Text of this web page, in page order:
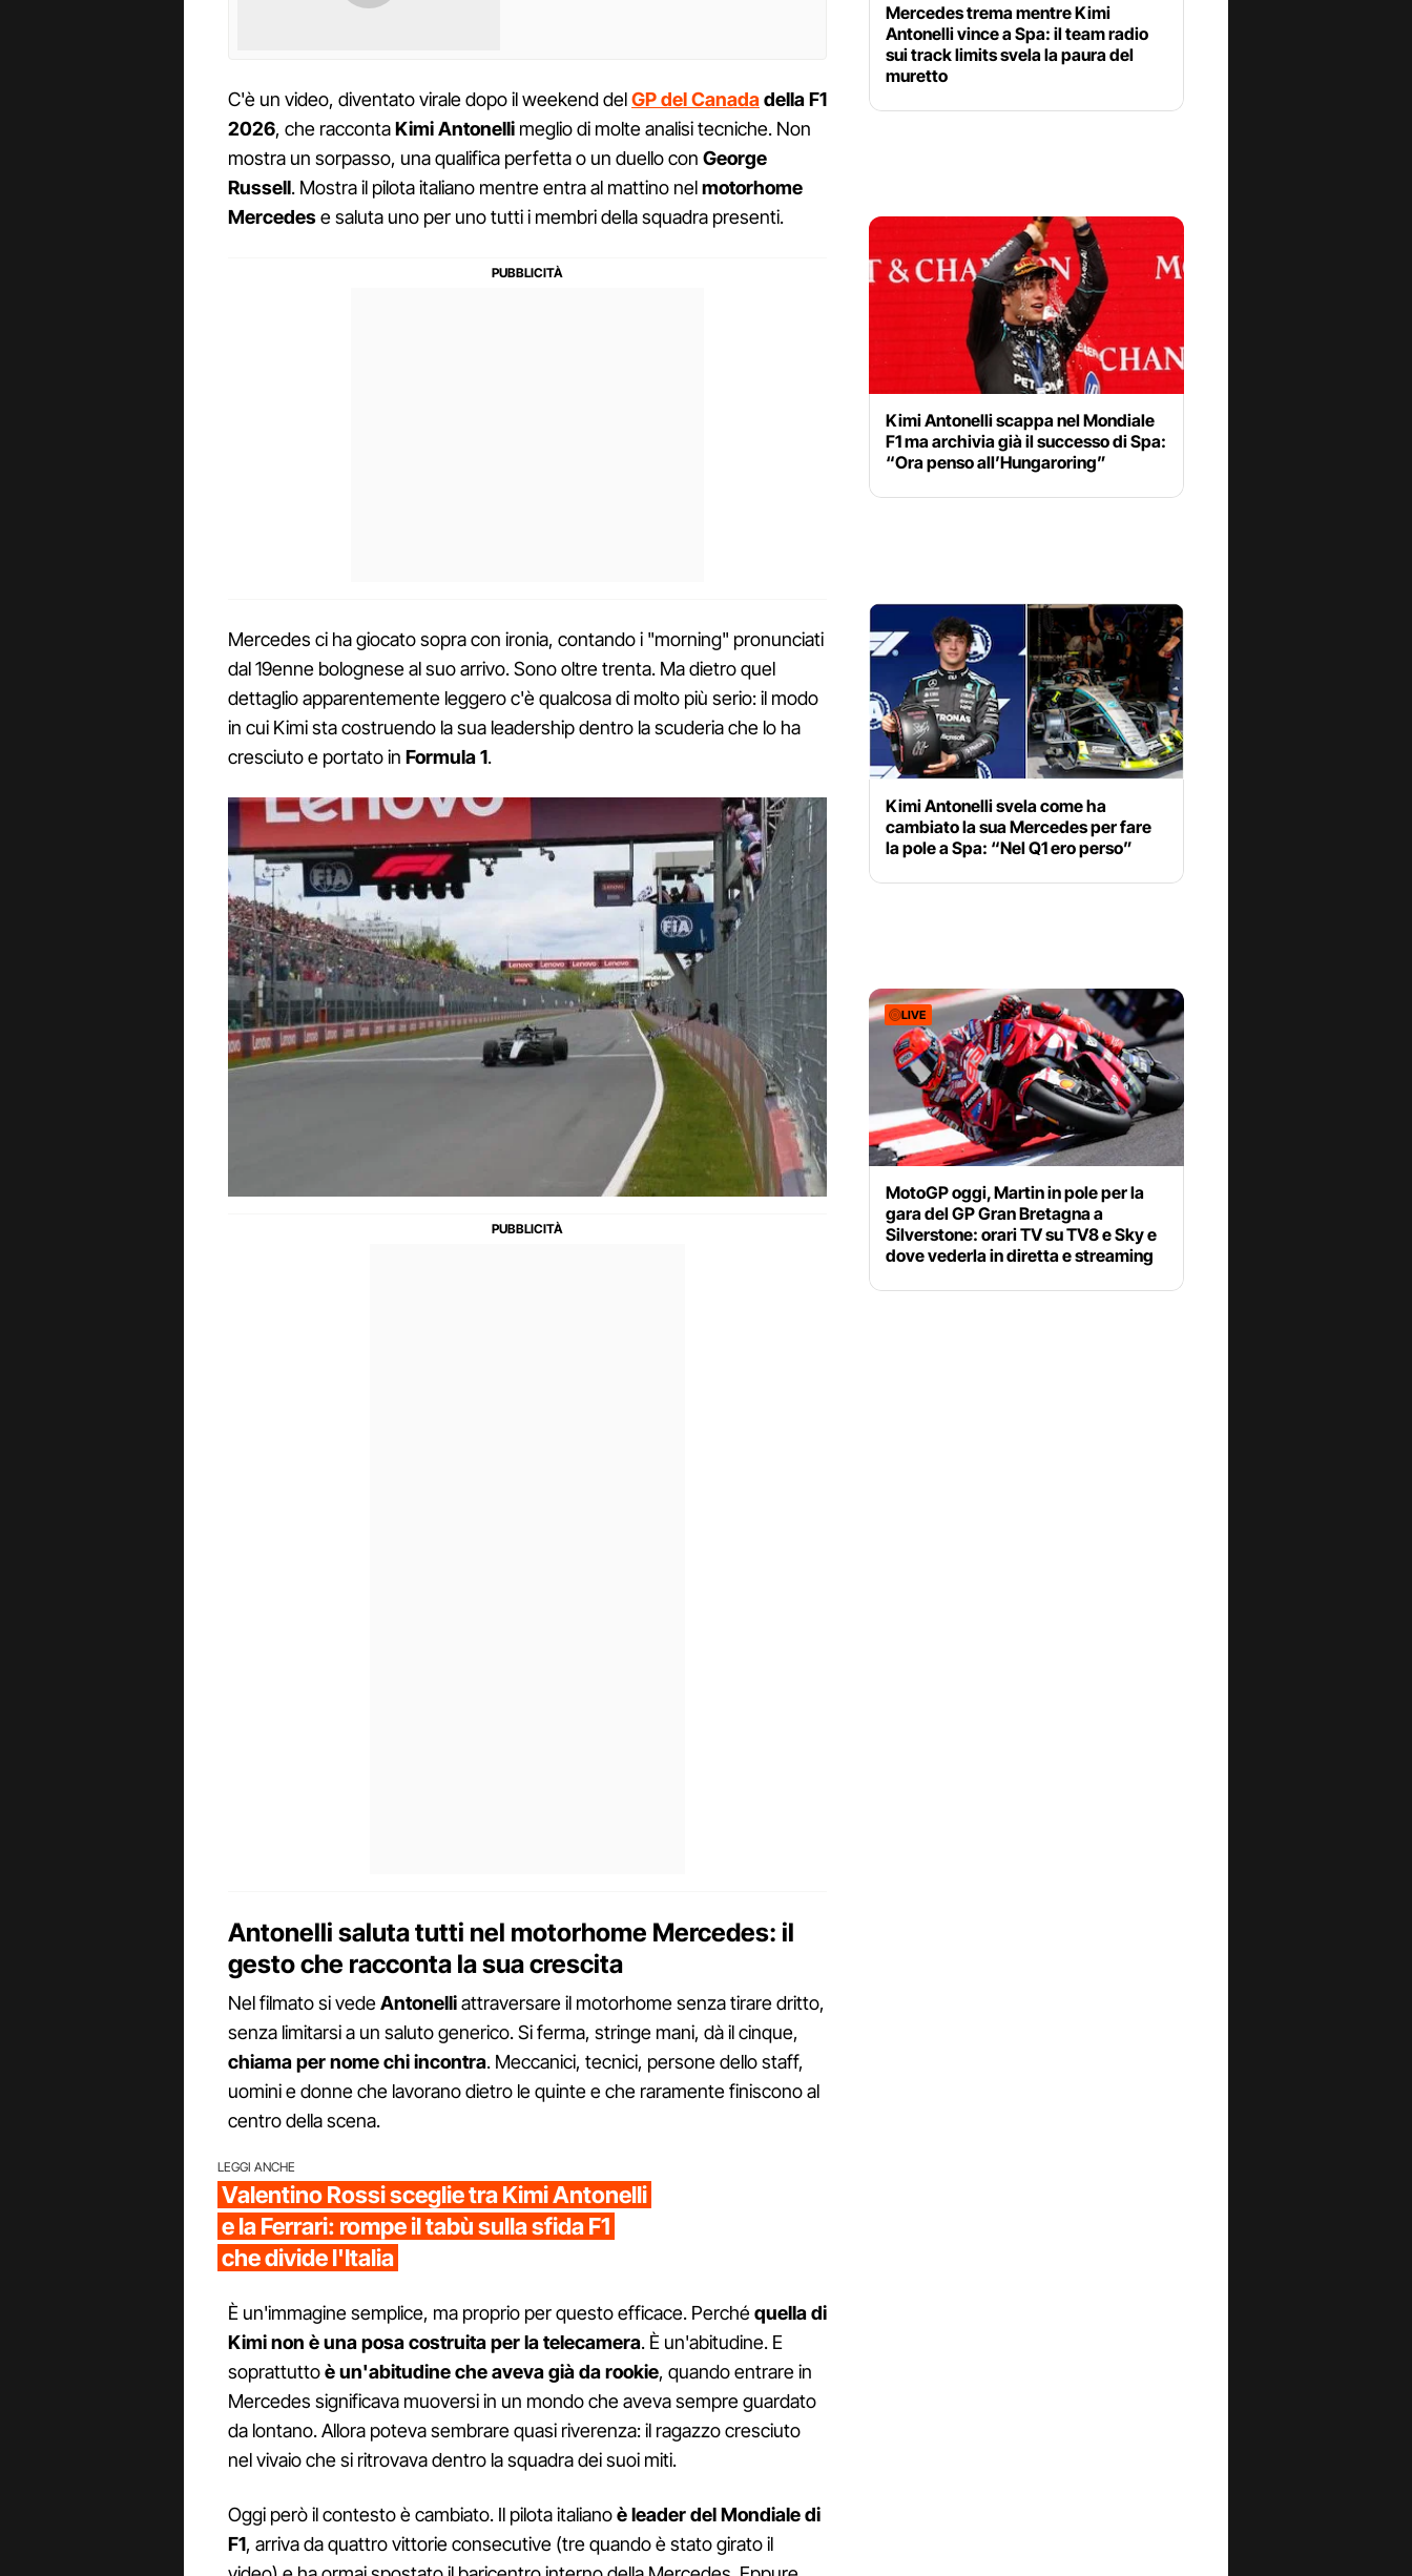
C'è un video, diventato virale dopo il weekend delGP del Canadadella F1
2026, che raccontaKimi Antonelli meglio di molte analisi tecniche. Non
mostra un sorpasso, una qualifica perfetta o un duello con George
Russell. Mostra il pilota italiano mentre entra al mattino nelmotorhome
Mercedese saluta uno per uno tutti i membri della squadra presenti.
Mercedes ci ha giocato sopra con ironia, contando i "morning" pronunciati
dal 19enne bolognese al suo arrivo. Sono oltre trenta. Ma dietro quel
dettaglio apparentemente leggero c'è qualcosa di molto più serio: il modo
in cui Kimi sta costruendo la sua leadership dentro la scuderia che lo ha
cresciuto e portato in Formula 1.
Antonelli saluta tutti nel motorhome Mercedes: il
gesto che racconta la sua crescita
Nel filmato si vedeAntonelliattraversare il motorhome senza tirare dritto,
senza limitarsi a un saluto generico. Si ferma, stringe mani, dà il cinque,
chiama per nome chi incontra. Meccanici, tecnici, persone dello staff,
uomini e donne che lavorano dietro le quinte e che raramente finiscono al
centro della scena.
LEGGI ANCHE
Valentino Rossi sceglie tra Kimi Antonelli
e la Ferrari: rompe il tabù sulla sfida F1
che divide l'Italia
È un'immagine semplice, ma proprio per questo efficace. Perchéquella di
Kimi non è una posa costruita per la telecamera. È un'abitudine. E
soprattuttoè un'abitudine che aveva già da rookie, quando entrare in
Mercedes significava muoversi in un mondo che aveva sempre guardato
da lontano. Allora poteva sembrare quasi riverenza: il ragazzo cresciuto
nel vivaio che si ritrovava dentro la squadra dei suoi miti.
Oggi però il contesto è cambiato. Il pilota italianoè leader del Mondiale di
F1, arriva da quattro vittorie consecutive (tre quando è stato girato il
Mercedes trema mentre Kimi
Antonelli vince a Spa: il team radio
sui track limits svela la paura del
muretto
Kimi Antonelli scappa nel Mondiale
F1 ma archivia già il successo di Spa:
“Ora penso all’Hungaroring”
Kimi Antonelli svela come ha
cambiato la sua Mercedes per fare
la pole a Spa: “Nel Q1 ero perso”
LIVE
MotoGP oggi, Martin in pole per la
gara del GP Gran Bretagna a
Silverstone: orari TV su TV8 e Sky e
dove vederla in diretta e streaming